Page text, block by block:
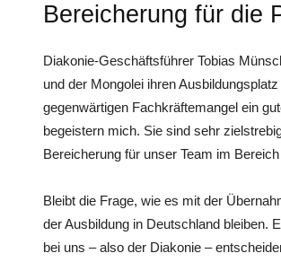
Bereicherung für die
Diakonie-Geschäftsführer Tobias
und der Mongolei ihren
gegenwärtigen Fachkräftemangel ein
begeistern mich. Sie sind sehr
Bereicherung für unser Team im Bereich
Bleibt die Frage, wie es mit der
der Ausbildung in Deutschland bleiben.
bei uns – also der Diakonie –